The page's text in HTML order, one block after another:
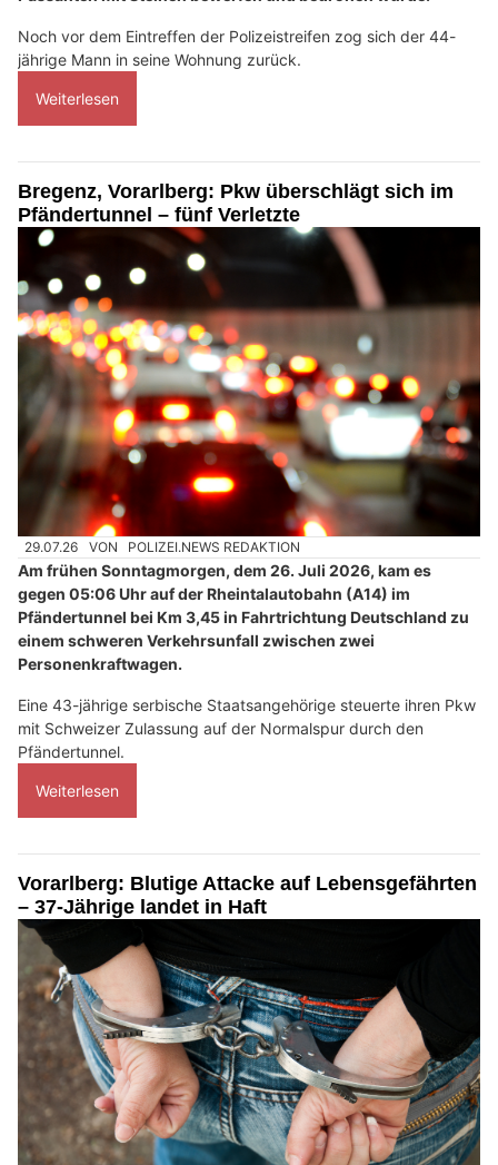
Noch vor dem Eintreffen der Polizeistreifen zog sich der 44-
jährige Mann in seine Wohnung zurück.
Weiterlesen
Bregenz, Vorarlberg: Pkw überschlägt sich im
Pfändertunnel – fünf Verletzte
29.07.26 VON POLIZEI.NEWS REDAKTION
Am frühen Sonntagmorgen, dem 26. Juli 2026, kam es
gegen 05:06 Uhr auf der Rheintalautobahn (A14) im
Pfändertunnel bei Km 3,45 in Fahrtrichtung Deutschland zu
einem schweren Verkehrsunfall zwischen zwei
Personenkraftwagen.
Eine 43-jährige serbische Staatsangehörige steuerte ihren Pkw
mit Schweizer Zulassung auf der Normalspur durch den
Pfändertunnel.
Weiterlesen
Vorarlberg: Blutige Attacke auf Lebensgefährten
– 37-Jährige landet in Haft